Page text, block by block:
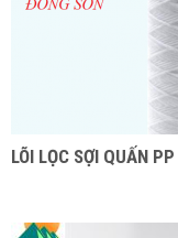
LÕI LỌC SỢI QUẤN